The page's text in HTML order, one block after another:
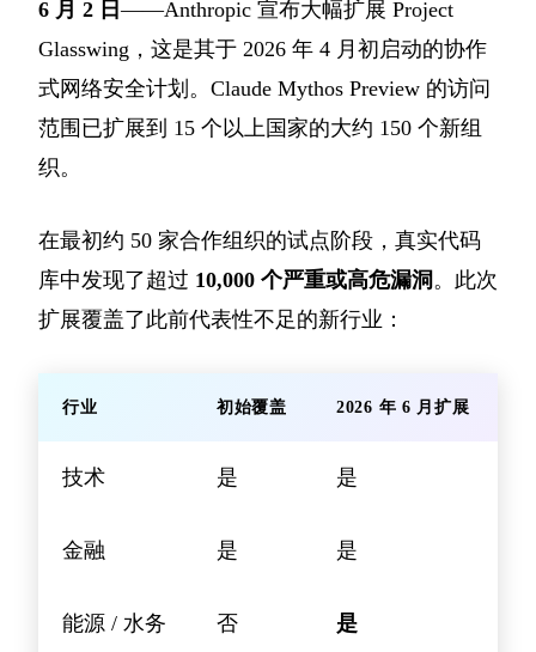
6 月 2 日——Anthropic 宣布大幅扩展 Project
Glasswing，这是其于 2026 年 4 月初启动的协作
式网络安全计划。Claude Mythos Preview 的访问
范围已扩展到 15 个以上国家的大约 150 个新组
织。
在最初约 50 家合作组织的试点阶段，真实代码
库中发现了超过 10,000 个严重或高危漏洞 。此次
扩展覆盖了此前代表性不足的新行业：
行业 初始覆盖 2026 年 6 月扩展
技术 是 是
金融 是 是
能源 / 水务 否 是